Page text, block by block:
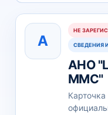
А
НЕ
СВЕДЕНИЯ
АНО
ММС"